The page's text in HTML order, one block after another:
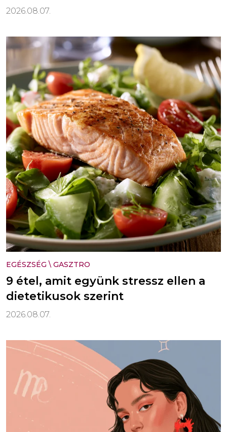
2026.08.07.
EGÉSZSÉG \ GASZTRO
9 étel, amit együnk stressz ellen a
dietetikusok szerint
2026.08.07.